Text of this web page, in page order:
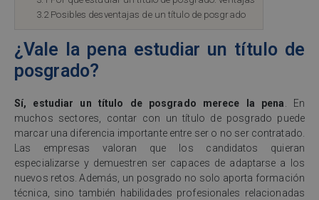
3.2Posibles desventajas de un título de posgrado
¿Vale la pena estudiar un título de
posgrado?
Sí, estudiar un título de posgrado merece la pena. En
muchos sectores, contar con un título de posgrado puede
marcar una diferencia importante entre ser o no ser contratado.
Las empresas valoran que los candidatos quieran
especializarse y demuestren ser capaces de adaptarse a los
nuevos retos. Además, un posgrado no solo aporta formación
técnica, sino también habilidades profesionales relacionadas